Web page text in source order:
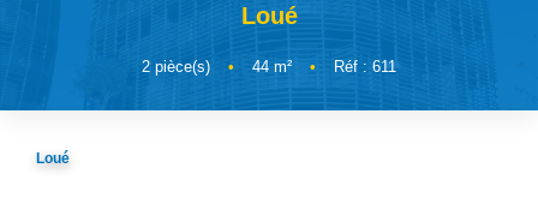
NOS SERVICES
Loué
2 pièce(s) • 44 m² • Réf : 611
Loué